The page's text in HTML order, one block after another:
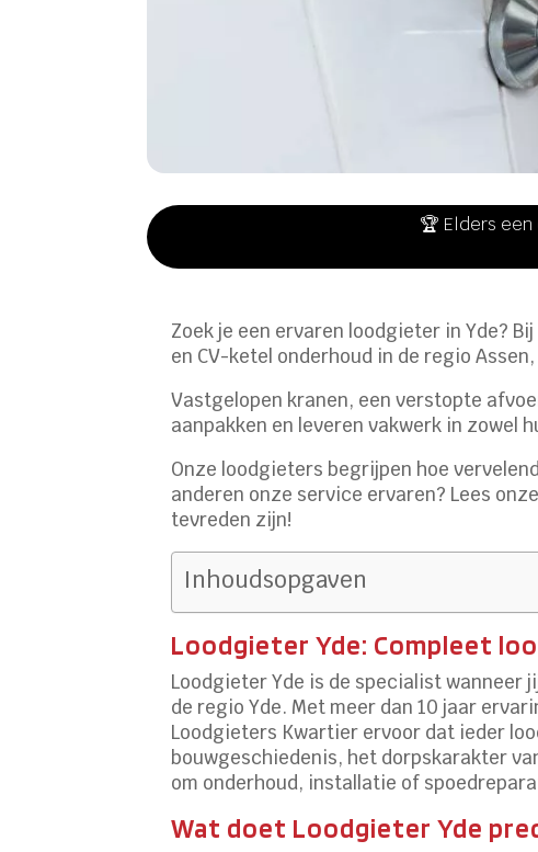
🏆 Elders
Zoek je een ervaren loodgieter in Yde?
en CV-ketel onderhoud in de regio
Vastgelopen kranen, een verstopte
aanpakken en leveren vakwerk in zowel
Onze loodgieters begrijpen hoe
anderen onze service ervaren? Lees
tevreden zijn!
Inhoudsopgaven
Loodgieter Yde: Compleet
Loodgieter Yde is de specialist wanneer
de regio Yde. Met meer dan 10 jaar
Loodgieters Kwartier ervoor dat ieder
bouwgeschiedenis, het dorpskarakter
om onderhoud, installatie of
Wat doet Loodgieter Yde